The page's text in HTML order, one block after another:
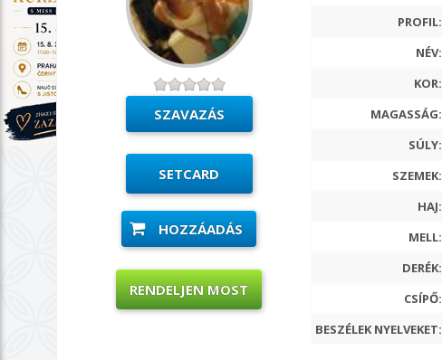
SETCARD
HOZZÁADÁS
RENDELJEN MOST
PROFIL:
NÉV:
KOR:
MAGASSÁG:
SÚLY:
SZEMEK:
HAJ:
MELL:
DERÉK:
CSÍPŐ:
BESZÉLEK NYELVEKET: